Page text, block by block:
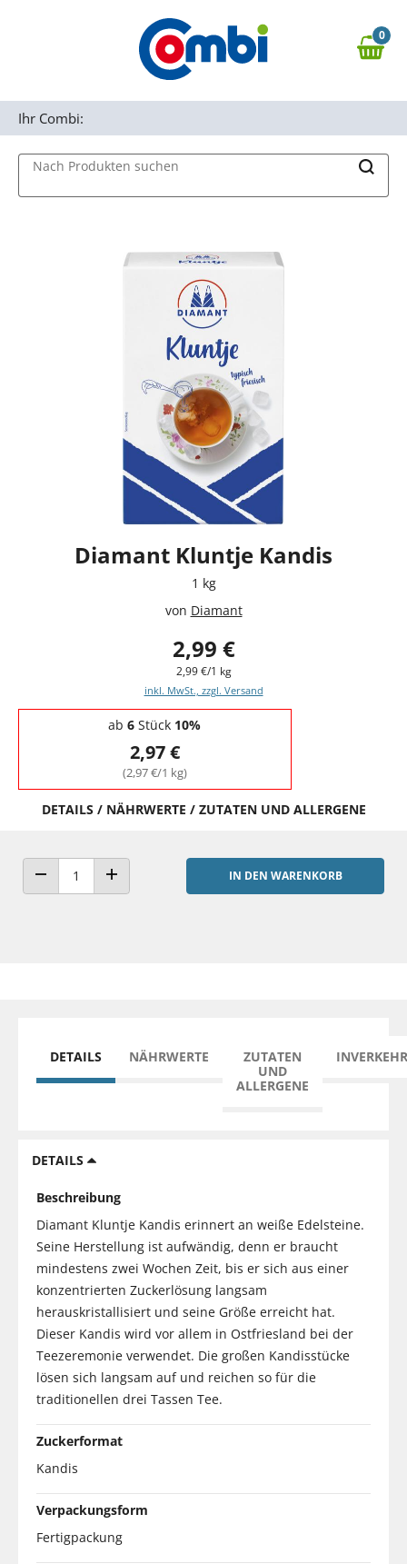
Zur Navigation springen
0,00 €
0
Nach Produkten suchen
Ihr Combi:
Diamant Kluntje Kandis
1 kg
von Diamant
2,99 €
2,99 €/1 kg
inkl. MwSt., zzgl. Versand
Staffelpreise - Mengenrabatt
ab 6 Stück 10%
2,97 €
(2,97 €/1 kg)
DETAILS / NÄHRWERTE / ZUTATEN UND ALLERGENE
ANZAHL VERRINGERNANZAHL ERHÖHEN
IN DEN WARENKORB
DETAILS NÄHRWERTE
ZUTATEN
UND
ALLERGENE
DETAILS
Beschreibung
Diamant Kluntje Kandis erinnert an weiße Edelsteine.
Seine Herstellung ist aufwändig, denn er braucht
mindestens zwei Wochen Zeit, bis er sich aus einer
konzentrierten Zuckerlösung langsam
herauskristallisiert und seine Größe erreicht hat.
Dieser Kandis wird vor allem in Ostfriesland bei der
Teezeremonie verwendet. Die großen Kandisstücke
lösen sich langsam auf und reichen so für die
traditionellen drei Tassen Tee.
Zuckerformat
Kandis
Verpackungsform
Fertigpackung